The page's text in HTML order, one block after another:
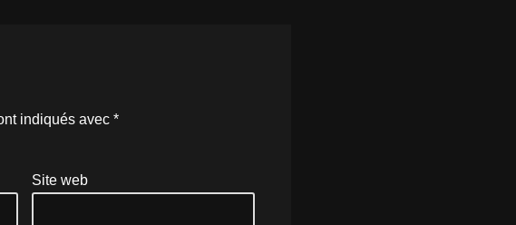
indiqués avec*
Site web